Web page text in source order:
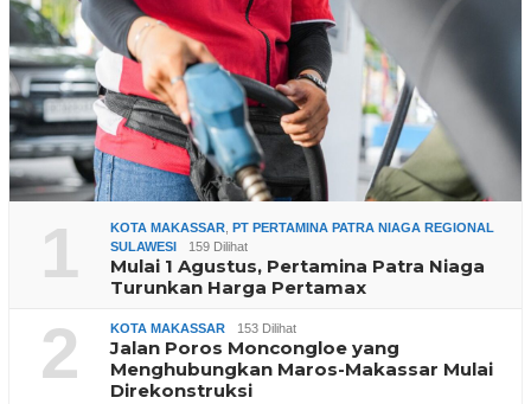
1 KOTA MAKASSAR
PT PERTAMINA PATRA NIAGA REGIONAL
SULAWESI
159 Dilihat
Mulai 1 Agustus, Pertamina Patra Niaga
Turunkan Harga Pertamax
2 KOTA MAKASSAR 153 Dilihat
Jalan Poros Moncongloe yang
Menghubungkan Maros-Makassar Mulai
Direkonstruksi